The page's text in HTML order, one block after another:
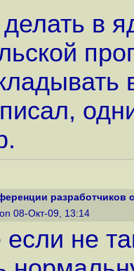
в
разработчиков
08-Окт-09, 13:14
не